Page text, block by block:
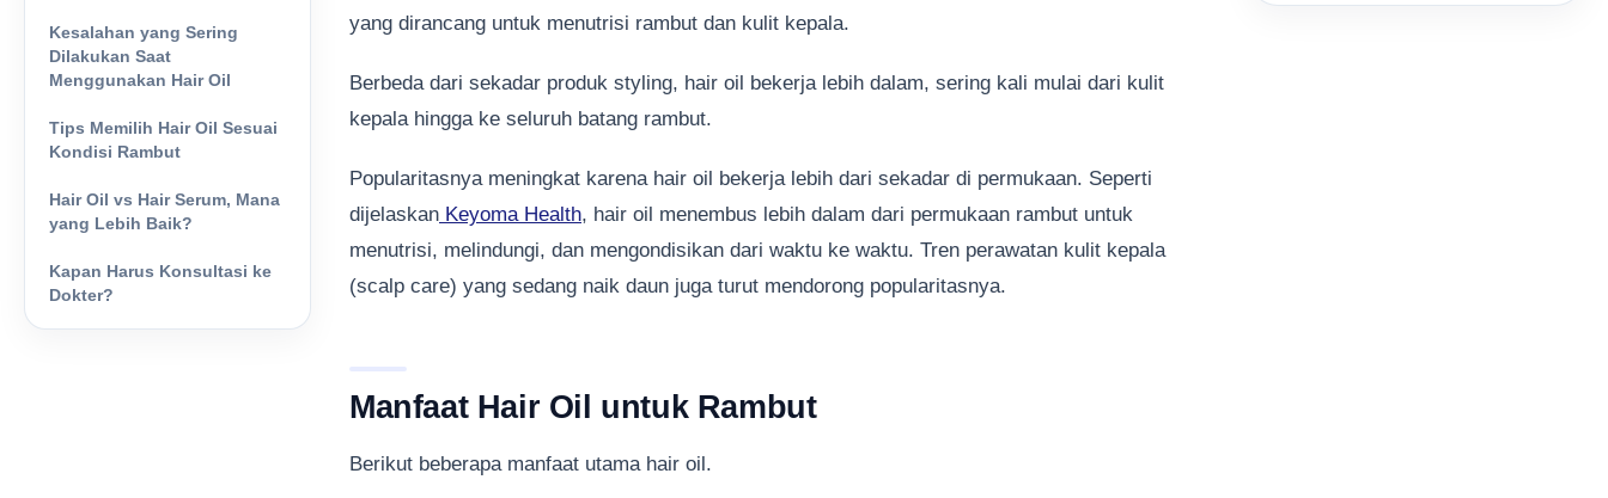
Kesalahan yang Sering
Dilakukan Saat
Menggunakan Hair Oil
Tips Memilih Hair Oil Sesuai
Kondisi Rambut
Hair Oil vs Hair Serum, Mana
yang Lebih Baik?
Kapan Harus Konsultasi ke
Dokter?
yang dirancang untuk menutrisi rambut dan kulit kepala.
Berbeda dari sekadar produk styling, hair oil bekerja lebih dalam, sering kali mulai dari kulit
kepala hingga ke seluruh batang rambut.
Popularitasnya meningkat karena hair oil bekerja lebih dari sekadar di permukaan. Seperti
dijelaskan Keyoma Health, hair oil menembus lebih dalam dari permukaan rambut untuk
menutrisi, melindungi, dan mengondisikan dari waktu ke waktu. Tren perawatan kulit kepala
(scalp care) yang sedang naik daun juga turut mendorong popularitasnya.
Manfaat Hair Oil untuk Rambut
Berikut beberapa manfaat utama hair oil.